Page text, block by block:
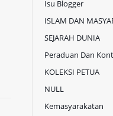
Isu Blogger
ISLAM DAN
SEJARAH DUNIA
Peraduan Dan
KOLEKSI PETUA
NULL
Kemasyarakatan